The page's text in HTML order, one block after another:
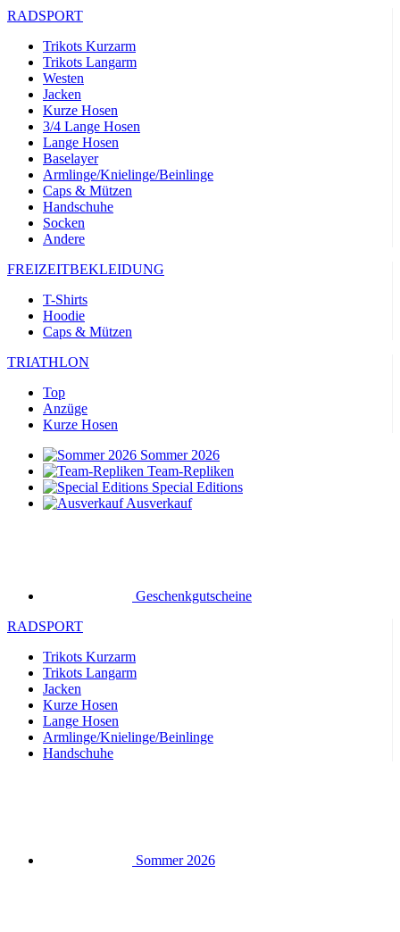
RADSPORT
Trikots Kurzarm
Trikots Langarm
Westen
Jacken
Kurze Hosen
3/4 Lange Hosen
Lange Hosen
Baselayer
Armlinge/Knielinge/Beinlinge
Caps & Mützen
Handschuhe
Socken
Andere
FREIZEITBEKLEIDUNG
T-Shirts
Hoodie
Caps & Mützen
TRIATHLON
Top
Anzüge
Kurze Hosen
Sommer 2026
Team-Repliken
Special Editions
Ausverkauf
Trikots Langarm
Kurze Hosen
Armlinge/Knielinge/Beinlinge
Handschuhe